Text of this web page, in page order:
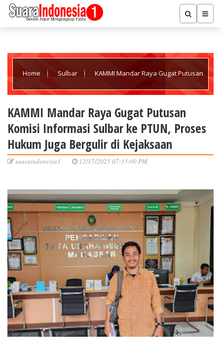
Home Sulbar KAMMI Mandar Raya Gugat Putusan
Kejaksaan
KAMMI Mandar Raya Gugat Putusan
Komisi Informasi Sulbar ke PTUN, Proses
Hukum Juga Bergulir di Kejaksaan
suaraindonesia1 12/17/2025 07:33:00 PM